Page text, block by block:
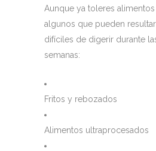
Aunque ya toleres
algunos que pueden
difíciles de digerir durante
semanas:
Fritos y rebozados
Alimentos ultraprocesados